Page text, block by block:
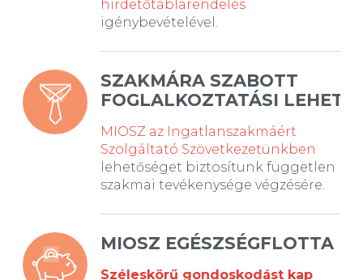
hirdetőtáblarendelés
igénybevételével.
SZAKMÁRA SZABOTT
FOGLALKOZTATÁSI
MIOSZ az Ingatlanszakmáért
Szolgáltató Szövetkezetünkben
lehetőséget biztosítunk független
szakmai tevékenysége végzésére.
MIOSZ EGÉSZSÉGFLOTTA
Széleskörű gondoskodást kap